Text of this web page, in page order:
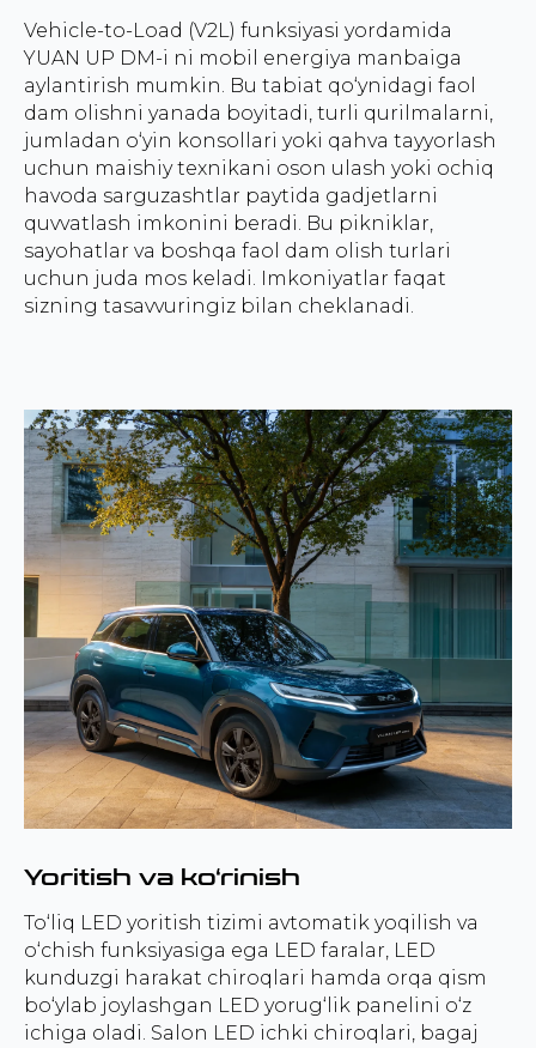
Vehicle-to-Load (V2L) funksiyasi yordamida
YUAN UP DM-i ni mobil energiya manbaiga
aylantirish mumkin. Bu tabiat qo‘ynidagi faol
dam olishni yanada boyitadi, turli qurilmalarni,
jumladan o‘yin konsollari yoki qahva tayyorlash
uchun maishiy texnikani oson ulash yoki ochiq
havoda sarguzashtlar paytida gadjetlarni
quvvatlash imkonini beradi. Bu pikniklar,
sayohatlar va boshqa faol dam olish turlari
uchun juda mos keladi. Imkoniyatlar faqat
sizning tasavvuringiz bilan cheklanadi.
Yoritish va ko‘rinish
To‘liq LED yoritish tizimi avtomatik yoqilish va
o‘chish funksiyasiga ega LED faralar, LED
kunduzgi harakat chiroqlari hamda orqa qism
bo‘ylab joylashgan LED yorug‘lik panelini o‘z
ichiga oladi. Salon LED ichki chiroqlari, bagaj